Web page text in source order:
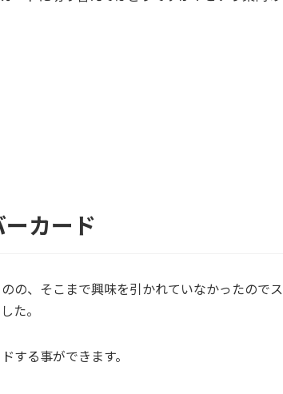
カード
の、そこまで興味を引かれていなかったのでス
た。
する事ができます。